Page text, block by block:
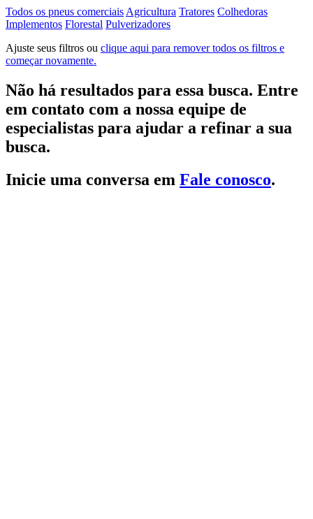
Todos os pneus comerciais Agricultura Tratores Colhedoras
Implementos Florestal Pulverizadores
Ajuste seus filtros ou clique aqui para remover todos os filtros e
começar novamente.
Não há resultados para essa busca. Entre
em contato com a nossa equipe de
especialistas para ajudar a refinar a sua
busca.
Inicie uma conversa em Fale conosco.